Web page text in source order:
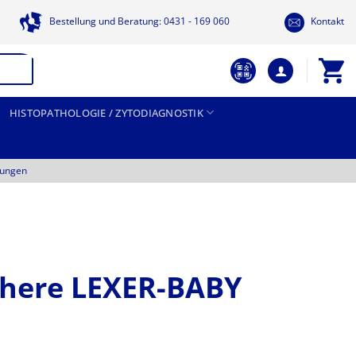
Bestellung und Beratung: 0431 - 169 060 Kontakt
HISTOPATHOLOGIE / ZYTODIAGNOSTIK
LEXER-BABY